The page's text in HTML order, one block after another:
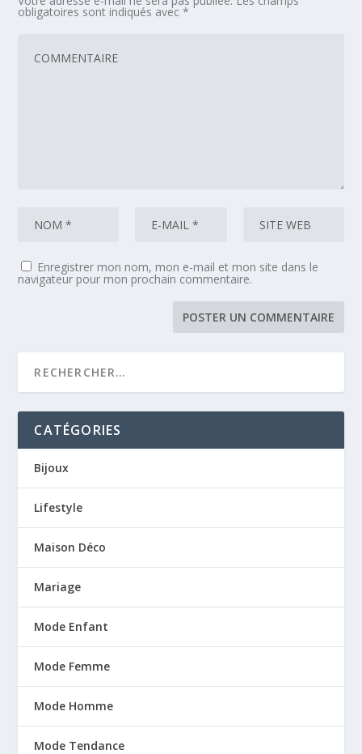
obligatoires sont indiqués avec*
Enregistrer mon nom, mon e-mail et mon site dans le
navigateur pour mon prochain commentaire.
CATÉGORIES
Bijoux
Lifestyle
Maison Déco
Mariage
Mode Enfant
Mode Femme
Mode Homme
Mode Tendance